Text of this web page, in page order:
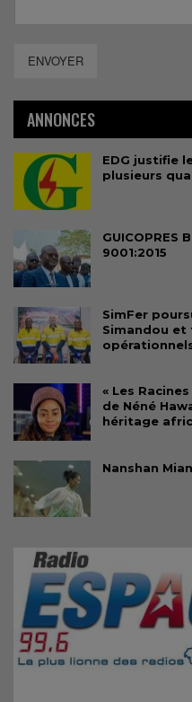
ENVOYER
ANNONCES
EDG justifie
plusieurs
9001:2015
SimFer
Simandou et
« Les
de Néné
héritage
Nanshan